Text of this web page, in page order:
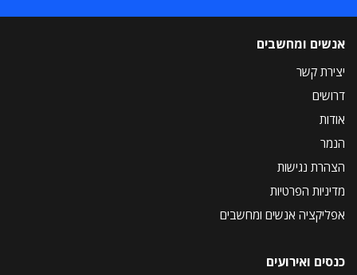
אנשים ומחשבים
יצירת קשר
דרושים
אודות
הנמר
הצהרת נגישות
מדיניות הפרטיות
אפליקציה אנשים ומחשבים
כנסים ואירועים